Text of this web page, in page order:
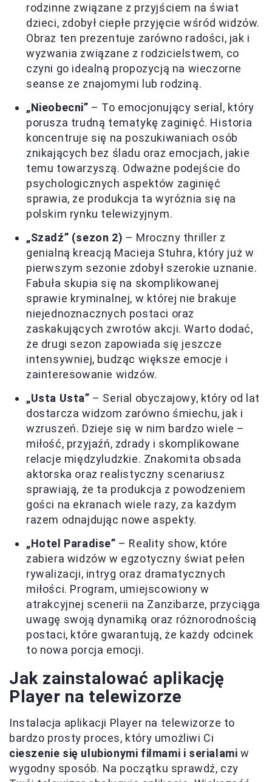
rodzinne związane z przyjściem na świat
dzieci, zdobył ciepłe przyjęcie wśród widzów.
Obraz ten prezentuje zarówno radości, jak i
wyzwania związane z rodzicielstwem, co
czyni go idealną propozycją na wieczorne
seanse ze znajomymi lub rodziną.
„Nieobecni” – To emocjonujący serial, który
porusza trudną tematykę zaginięć. Historia
koncentruje się na poszukiwaniach osób
znikających bez śladu oraz emocjach, jakie
temu towarzyszą. Odważne podejście do
psychologicznych aspektów zaginięć
sprawia, że produkcja ta wyróżnia się na
polskim rynku telewizyjnym.
„Szadź” (sezon 2) – Mroczny thriller z
genialną kreacją Macieja Stuhra, który już w
pierwszym sezonie zdobył szerokie uznanie.
Fabuła skupia się na skomplikowanej
sprawie kryminalnej, w której nie brakuje
niejednoznacznych postaci oraz
zaskakujących zwrotów akcji. Warto dodać,
że drugi sezon zapowiada się jeszcze
intensywniej, budząc większe emocje i
zainteresowanie widzów.
„Usta Usta” – Serial obyczajowy, który od lat
dostarcza widzom zarówno śmiechu, jak i
wzruszeń. Dzieje się w nim bardzo wiele –
miłość, przyjaźń, zdrady i skomplikowane
relacje międzyludzkie. Znakomita obsada
aktorska oraz realistyczny scenariusz
sprawiają, że ta produkcja z powodzeniem
gości na ekranach wiele razy, za każdym
razem odnajdując nowe aspekty.
„Hotel Paradise” – Reality show, które
zabiera widzów w egzotyczny świat pełen
rywalizacji, intryg oraz dramatycznych
miłości. Program, umiejscowiony w
atrakcyjnej scenerii na Zanzibarze, przyciąga
uwagę swoją dynamiką oraz różnorodnością
postaci, które gwarantują, że każdy odcinek
to nowa porcja emocji.
Jak zainstalować aplikację
Player na telewizorze
Instalacja aplikacji Player na telewizorze to
bardzo prosty proces, który umożliwi Ci
cieszenie się ulubionymi filmami i serialami w
wygodny sposób. Na początku sprawdź, czy